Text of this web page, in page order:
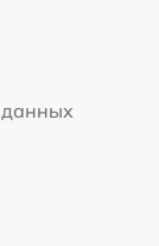
данных